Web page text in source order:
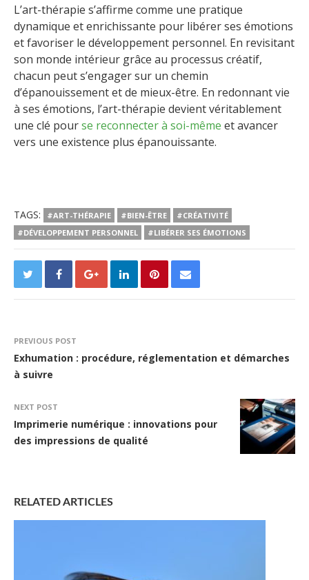
L’art-thérapie s’affirme comme une pratique
dynamique et enrichissante pour libérer ses émotions
et favoriser le développement personnel. En revisitant
son monde intérieur grâce au processus créatif,
chacun peut s’engager sur un chemin
d’épanouissement et de mieux-être. En redonnant vie
à ses émotions, l’art-thérapie devient véritablement
une clé pourse reconnecter à soi-même et avancer
vers une existence plus épanouissante.
TAGS: #ART-THÉRAPIE #BIEN-ÊTRE
#CRÉATIVITÉ
#DÉVELOPPEMENT PERSONNEL
#LIBÉRER SES ÉMOTIONS
PREVIOUS POST
Exhumation : procédure, réglementation et démarches
à suivre
NEXT POST
Imprimerie numérique : innovations pour
des impressions de qualité
RELATED ARTICLES